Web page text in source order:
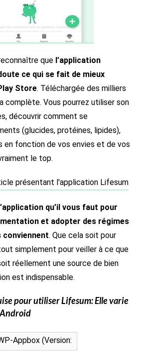
que l’application
ce qui se fait de mieux
Store. Téléchargée des milliers
complète. Vous pourrez utiliser son
découvrir comment se
(glucides, protéines, lipides),
fonction de vos envies et de vos
le top.
qu’il vous faut pour
et adopter des régimes
conviennent. Que cela soit pour
simplement pour veiller à ce que
réellement une source de bien
est indispensable.
pour utiliserLifesum: Elle varie